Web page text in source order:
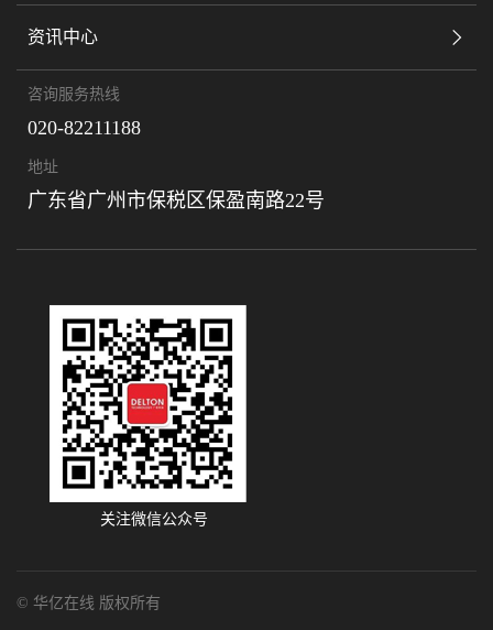
资讯中心
咨询服务热线
020-82211188
地址
广东省广州市保税区保盈南路22号
关注微信公众号
© 华亿在线 版权所有